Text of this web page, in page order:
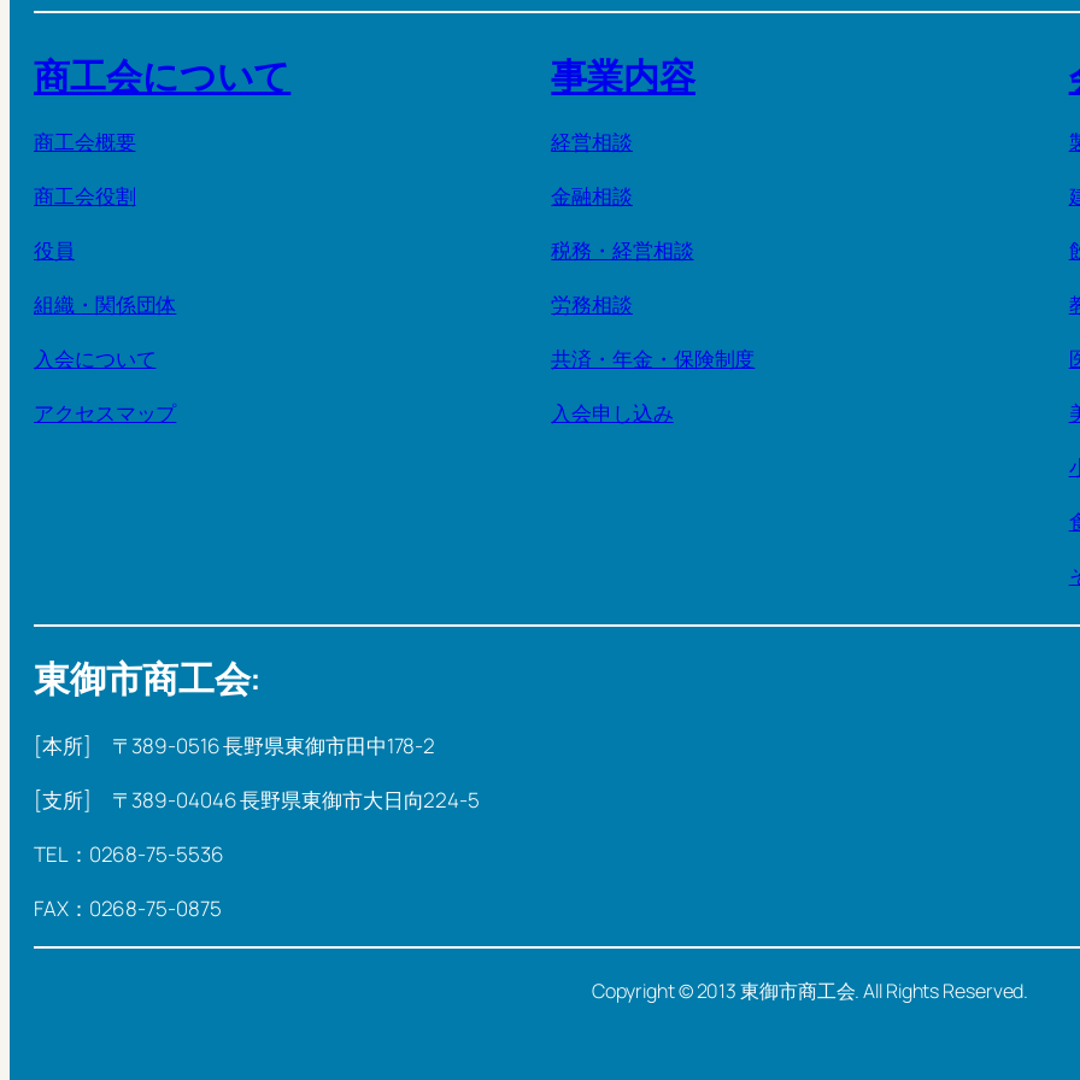
商工会について
商工会概要
商工会役割
役員
組織・関係団体
入会について
アクセスマップ
事業内容
経営相談
金融相談
税務・経営相談
労務相談
共済・年金・保険制度
入会申し込み
東御市商工会:
[本所] 〒389-0516 長野県東御市田中178-2
[支所] 〒389-04046 長野県東御市大日向224-5
TEL：0268-75-5536
FAX：0268-75-0875
Copyright © 2013 東御市商工会. All Rights Reserved.